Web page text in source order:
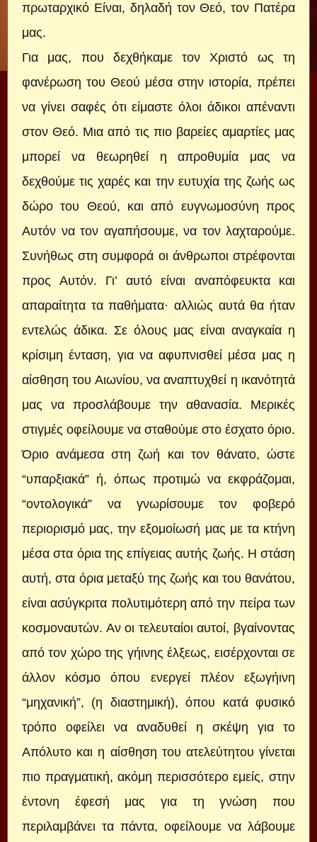
πρωταρχικό Είναι, δηλαδή τον Θεό, τον Πατέρα
μας.
Για μας, που δεχθήκαμε τον Χριστό ως τη
φανέρωση του Θεού μέσα στην ιστορία, πρέπει
να γίνει σαφές ότι είμαστε όλοι άδικοι απέναντι
στον Θεό. Μια από τις πιο βαρείες αμαρτίες μας
μπορεί να θεωρηθεί η απροθυμία μας να
δεχθούμε τις χαρές και την ευτυχία της ζωής ως
δώρο του Θεού, και από ευγνωμοσύνη προς
Αυτόν να τον αγαπήσουμε, να τον λαχταρούμε.
Συνήθως στη συμφορά οι άνθρωποι στρέφονται
προς Αυτόν. Γι’ αυτό είναι αναπόφευκτα και
απαραίτητα τα παθήματα· αλλιώς αυτά θα ήταν
εντελώς άδικα. Σε όλους μας είναι αναγκαία η
κρίσιμη ένταση, για να αφυπνισθεί μέσα μας η
αίσθηση του Αιωνίου, να αναπτυχθεί η ικανότητά
μας να προσλάβουμε την αθανασία. Μερικές
στιγμές οφείλουμε να σταθούμε στο έσχατο όριο.
Όριο ανάμεσα στη ζωή και τον θάνατο, ώστε
“υπαρξιακά” ή, όπως προτιμώ να εκφράζομαι,
“οντολογικά” να γνωρίσουμε τον φοβερό
περιορισμό μας, την εξομοίωσή μας με τα κτήνη
μέσα στα όρια της επίγειας αυτής ζωής. Η στάση
αυτή, στα όρια μεταξύ της ζωής και του θανάτου,
είναι ασύγκριτα πολυτιμότερη από την πείρα των
κοσμοναυτών. Αν οι τελευταίοι αυτοί, βγαίνοντας
από τον χώρο της γήινης έλξεως, εισέρχονται σε
άλλον κόσμο όπου ενεργεί πλέον εξωγήινη
“μηχανική”, (η διαστημική), όπου κατά φυσικό
τρόπο οφείλει να αναδυθεί η σκέψη για το
Απόλυτο και η αίσθηση του ατελεύτητου γίνεται
πιο πραγματική, ακόμη περισσότερο εμείς, στην
έντονη έφεσή μας για τη γνώση που
περιλαμβάνει τα πάντα, οφείλουμε να λάβουμε